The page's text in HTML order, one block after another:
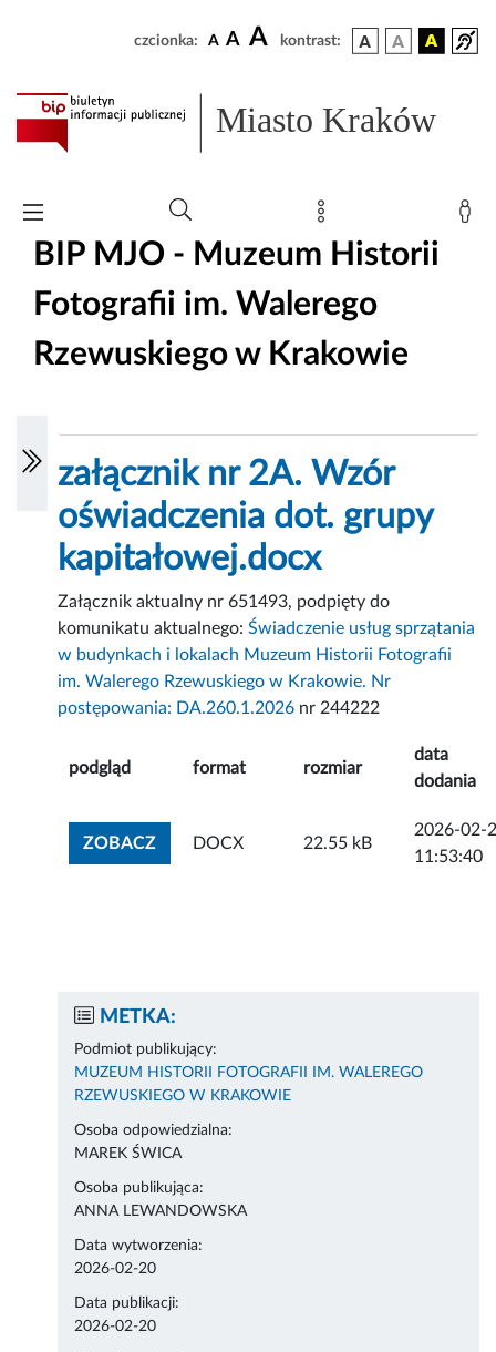
czcionka: A A A kontrast:
Miasto Kraków
BIP MJO - Muzeum Historii
Fotografii im. Walerego
Rzewuskiego w Krakowie
załącznik nr 2A. Wzór
oświadczenia dot. grupy
kapitałowej.docx
Załącznik aktualny nr 651493, podpięty do
komunikatu aktualnego:Świadczenie usług sprzątania
w budynkach i lokalach Muzeum Historii Fotografii
im. Walerego Rzewuskiego w Krakowie. Nr
postępowania: DA.260.1.2026 nr 244222
podgląd format rozmiar
data
dodania
ZOBACZZOBACZ ZAŁĄCZNIK
DOCX 22.55 kB
2026-02-
11:53:40
METKA:
Podmiot publikujący:
MUZEUM HISTORII FOTOGRAFII IM. WALEREGO
RZEWUSKIEGO W KRAKOWIE
Osoba odpowiedzialna:
MAREK ŚWICA
Osoba publikująca:
ANNA LEWANDOWSKA
Data wytworzenia:
2026-02-20
Data publikacji:
2026-02-20